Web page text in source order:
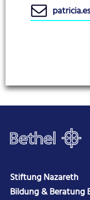
Stiftung Nazareth
Bildung & Beratung